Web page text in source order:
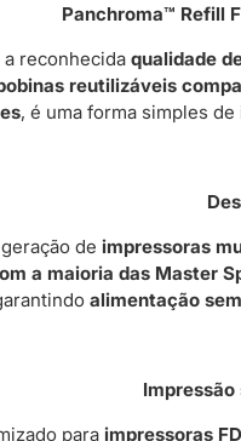
Panchroma™ Refill
a reconhecida qualidade
reutilizáveis
, é uma forma simples de
de impressoras
a maioria das Master
alimentação
para impressoras